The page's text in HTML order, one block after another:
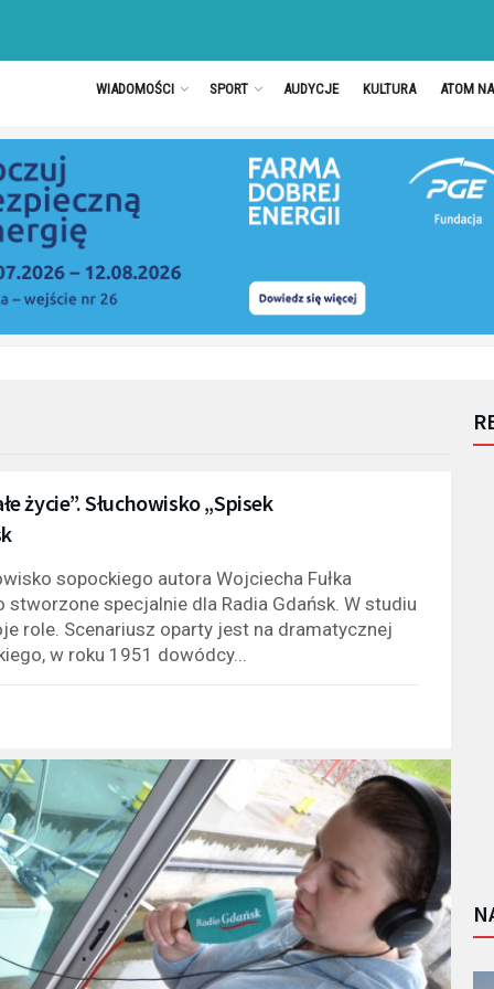
WIADOMOŚCI SPORT AUDYCJE KULTURA ATOM
życie”. Słuchowisko „Spisek
sopockiego autora Wojciecha Fułka
stworzone specjalnie dla Radia Gdańsk. W studiu
role. Scenariusz oparty jest na dramatycznej
w roku 1951 dowódcy...